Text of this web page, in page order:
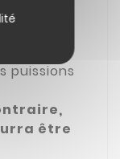
de
de
puissions
être